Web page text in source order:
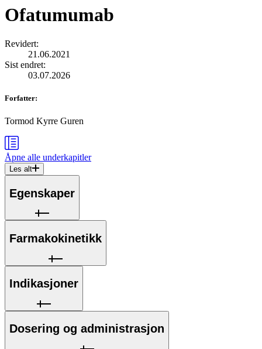
Ofatumumab
Revidert:
21.06.2021
Sist endret:
03.07.2026
Forfatter:
Tormod Kyrre Guren
Åpne alle underkapitler
Les alt
Egenskaper
Farmakokinetikk
Indikasjoner
Dosering og administrasjon